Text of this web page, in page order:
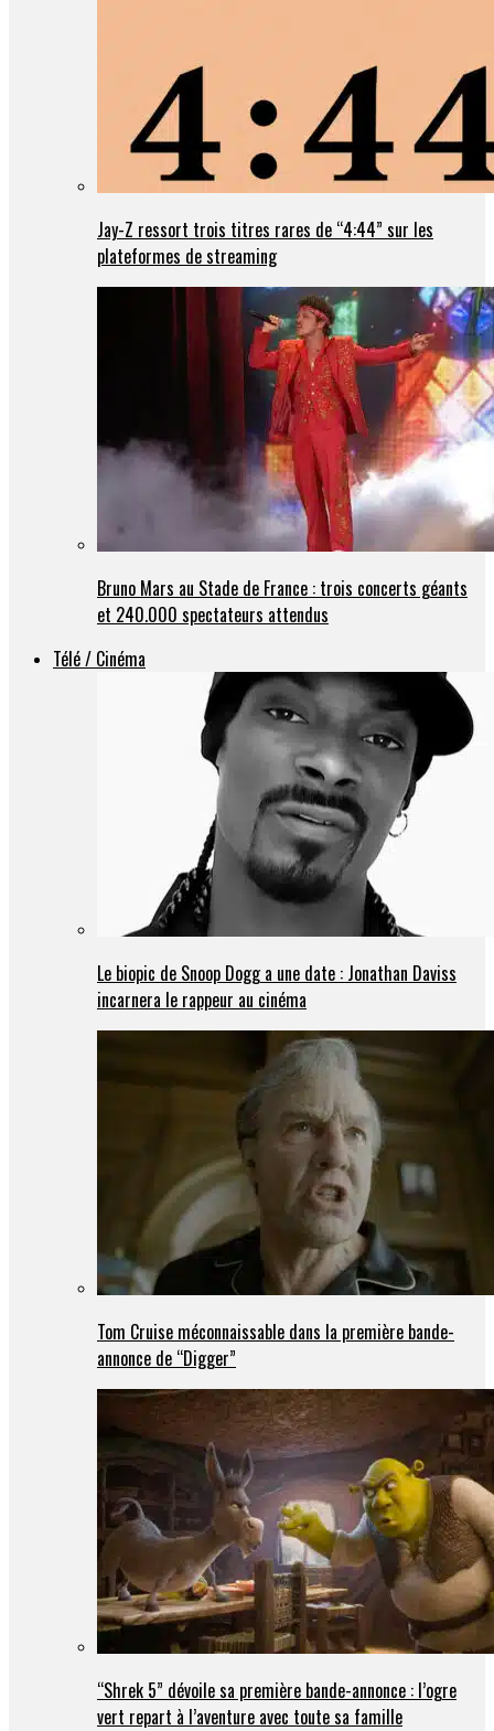
Jay-Z ressort trois titres rares de “4:44” sur les
plateformes de streaming
Bruno Mars au Stade de France : trois concerts géants
et 240.000 spectateurs attendus
Télé / Cinéma
Le biopic de Snoop Dogg a une date : Jonathan Daviss
incarnera le rappeur au cinéma
Tom Cruise méconnaissable dans la première bande-
annonce de “Digger”
“Shrek 5” dévoile sa première bande-annonce : l’ogre
vert repart à l’aventure avec toute sa famille